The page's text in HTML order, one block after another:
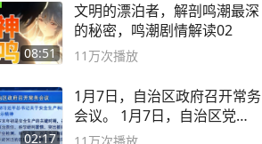
08:51
文明的漂泊者，解剖鸣潮最深
的秘密，鸣潮剧情解读02
11万次播放
02:17
1月7日，自治区政府召开常务
会议。 1月7日，自治区党委
副书记